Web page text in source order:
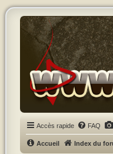
Accès rapide FAQ
Accueil Index du